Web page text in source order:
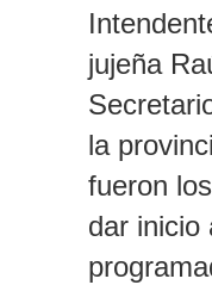
jujeña
la
fueron
dar inicio